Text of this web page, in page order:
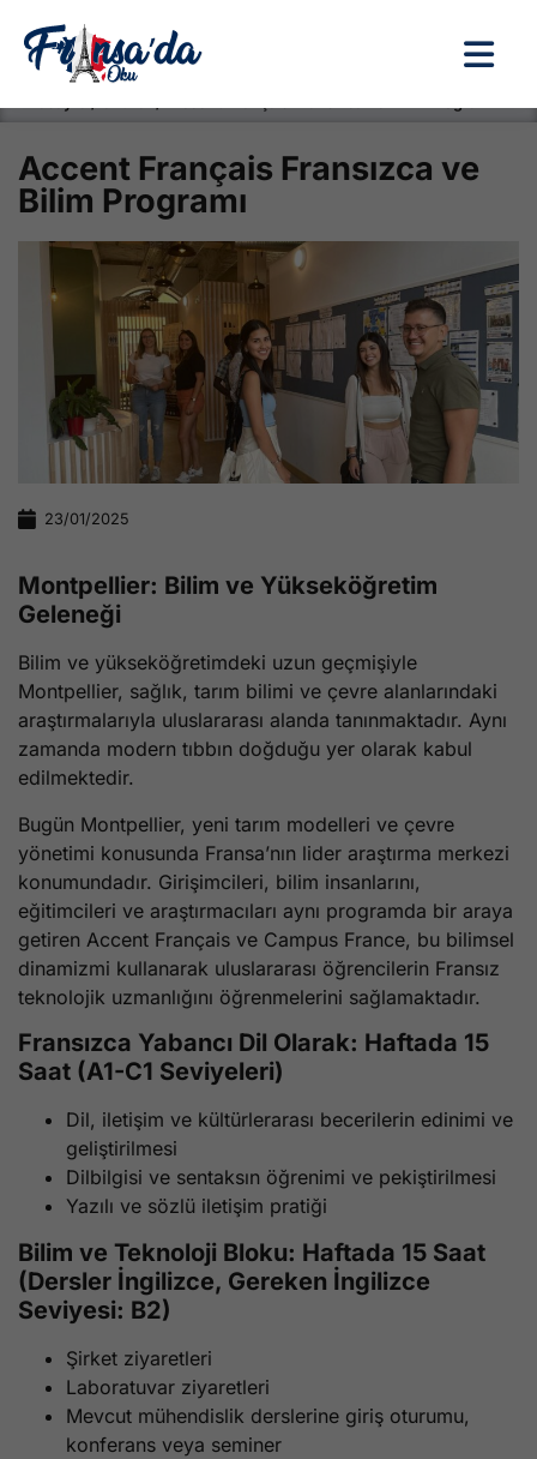
Accent Français Fransızca ve
Bilim Programı
23/01/2025
Montpellier: Bilim ve Yükseköğretim
Geleneği
Bilim ve yükseköğretimdeki uzun geçmişiyle
Montpellier, sağlık, tarım bilimi ve çevre alanlarındaki
araştırmalarıyla uluslararası alanda tanınmaktadır. Aynı
zamanda modern tıbbın doğduğu yer olarak kabul
edilmektedir.
Bugün Montpellier, yeni tarım modelleri ve çevre
yönetimi konusunda Fransa’nın lider araştırma merkezi
konumundadır. Girişimcileri, bilim insanlarını,
eğitimcileri ve araştırmacıları aynı programda bir araya
getiren Accent Français ve Campus France, bu bilimsel
dinamizmi kullanarak uluslararası öğrencilerin Fransız
teknolojik uzmanlığını öğrenmelerini sağlamaktadır.
Fransızca Yabancı Dil Olarak: Haftada 15
Saat (A1-C1 Seviyeleri)
Dil, iletişim ve kültürlerarası becerilerin edinimi ve
geliştirilmesi
Dilbilgisi ve sentaksın öğrenimi ve pekiştirilmesi
Yazılı ve sözlü iletişim pratiği
Bilim ve Teknoloji Bloku: Haftada 15 Saat
(Dersler İngilizce, Gereken İngilizce
Seviyesi: B2)
Şirket ziyaretleri
Laboratuvar ziyaretleri
Mevcut mühendislik derslerine giriş oturumu,
konferans veya seminer